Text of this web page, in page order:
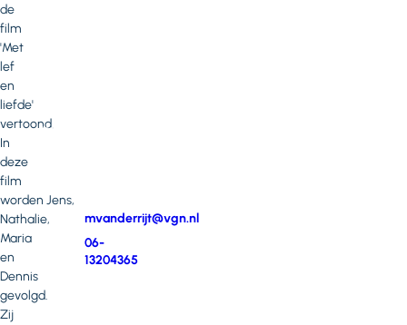
de
film
'Met
lef
en
liefde'
vertoond.
In
deze
film
worden Jens,
Nathalie,
Maria
en
Dennis
gevolgd.
Zij
Maartje
E-
mvanderrijt@vgn.nl
Telefoonnummer
06-
13204365